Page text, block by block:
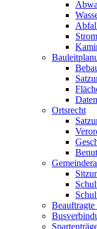
Ortsrecht